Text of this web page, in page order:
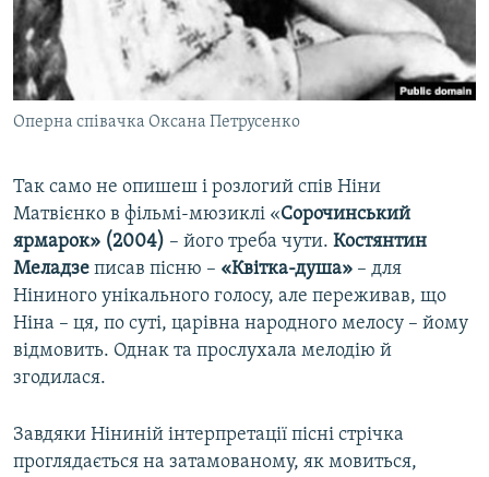
Оперна співачка Оксана Петрусенко
Так само не опишеш і розлогий спів Ніни
Матвієнко в фільмі-мюзиклі «Сорочинський
ярмарок» (2004) – його треба чути. Костянтин
Меладзе писав пісню – «Квітка-душа» – для
Ніниного унікального голосу, але переживав, що
Ніна – ця, по суті, царівна народного мелосу – йому
відмовить. Однак та прослухала мелодію й
згодилася.
Завдяки Ніниній інтерпретації пісні стрічка
проглядається на затамованому, як мовиться,